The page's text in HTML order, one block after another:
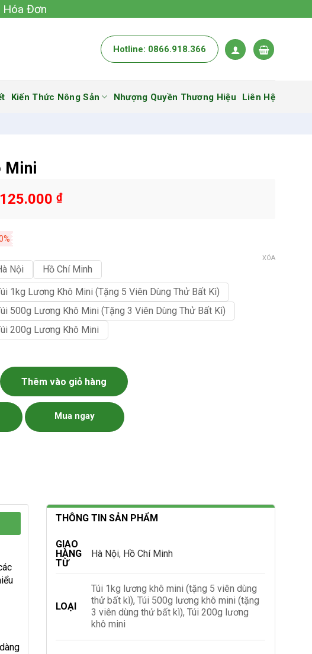
Hóa Đơn
Hotline: 0866.918.366
Kiến Thức Nông Sản Nhượng Quyền Thương Hiệu Liên Hệ
Mini
125.000 ₫
Nội Hồ Chí Minh
1kg Lương Khô Mini (tặng 5 Viên Dùng Thử Bất Kì)
500g Lương Khô Mini (tặng 3 Viên Dùng Thử Bất Kì)
200g Lương Khô Mini
XÓA
Thêm vào giỏ hàng
Mua ngay
THÔNG TIN SẢN PHẨM
GIAO
HÀNG
TỪ
Hà Nội, Hồ Chí Minh
LOẠI
Túi 1kg lương khô mini (tặng 5 viên dùng
thử bất kì), Túi 500g lương khô mini (tặng
3 viên dùng thử bất kì), Túi 200g lương
khô mini